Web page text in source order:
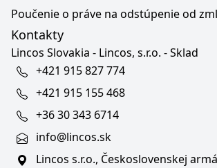
Poučenie o práve na odstúpenie od
Kontakty
Lincos Slovakia - Lincos, s.r.o. - Sklad
+421 915 827 774
+421 915 155 468
+36 30 343 6714
info@lincos.sk
Lincos s.r.o., Československej